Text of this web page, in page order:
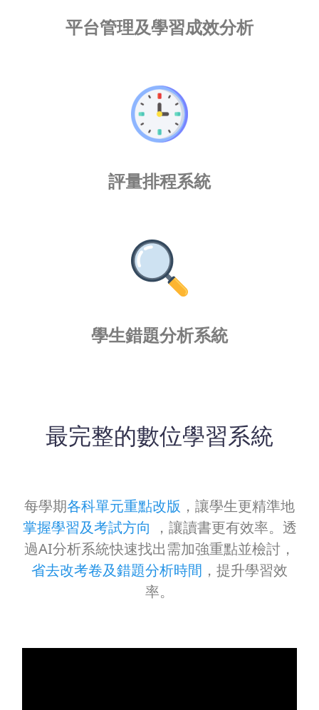
平台管理及學習成效分析
評量排程系統
學生錯題分析系統
最完整的數位學習系統
每學期各科單元重點改版 ，讓學生更精準地
掌握學習及考試方向 ，讓讀書更有效率。​透
過AI分析系統快速找出需加強重點並檢討，
省去改考卷及錯題分析時間 ，提升學習效
率。